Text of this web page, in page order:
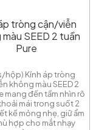
tròng cận/viễn
SEED 2 tuần
Pure
hộp) Kính áp tròng
không màu SEED 2
mang đến tầm nhìn rõ
mái trong suốt 2
kế mỏng nhẹ, giữ ẩm
hợp cho mắt nhạy
THÔNG TIN